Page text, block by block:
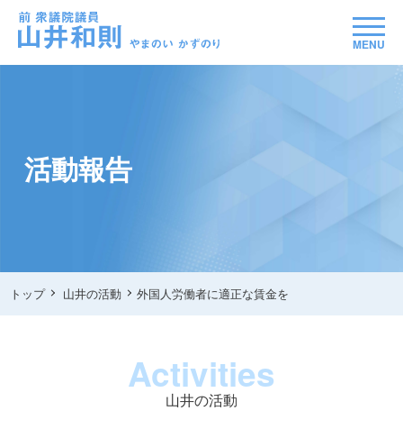
MENU
活動報告
トップ 山井の活動 外国人労働者に適正な賃金を
Activities
山井の活動